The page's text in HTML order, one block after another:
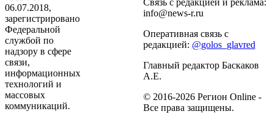
06.07.2018,
зарегистрировано
Федеральной
службой по
надзору в сфере
связи,
информационных
технологий и
массовых
коммуникаций.
info@news-r.ru
Оперативная связь с
редакцией: @golos_glavred
Главный редактор Баскаков
А.Е.
© 2016-2026 Регион Online -
Все права защищены.